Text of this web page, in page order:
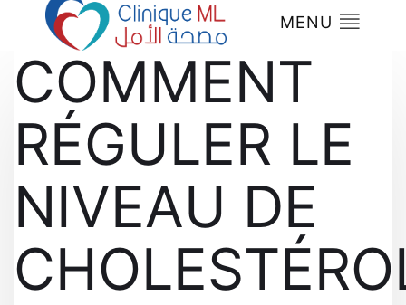
MENU
COMMENT
RÉGULER LE
NIVEAU DE